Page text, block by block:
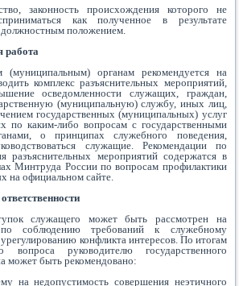
законность происхождения которого не
как полученное в результате
положением.
работа
(муниципальным) органам рекомендуется на
комплекс разъяснительных мероприятий,
осведомленности служащих, граждан,
(муниципальную) службу, иных лиц,
государственных (муниципальных) услуг
по каким-либо вопросам с государственными
о принципах служебного поведения,
служащие. Рекомендации по
разъяснительных мероприятий содержатся в
Минтруда России по вопросам профилактики
на официальном сайте.
служащего может быть рассмотрен на
по соблюдению требований к служебному
конфликта интересов. По итогам
вопроса руководителю государственного
может быть рекомендовано:
на недопустимость совершения неэтичного